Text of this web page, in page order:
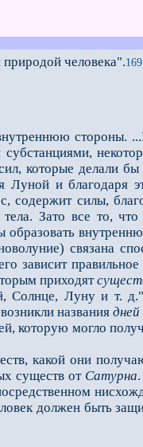
природой человека".
стороны.
которые делали
и благодаря
силы,
Зато все то, что
свя­зана
зависит
приходят
Солнце, Луну и т.
названия дней
которую могло
какой они
существ от Сатурна
должен быть